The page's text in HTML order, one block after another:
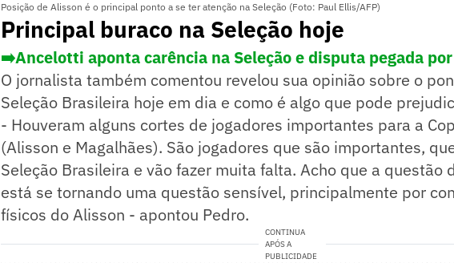
Posição de Alisson é o principal ponto a se ter atenção na Seleção (Foto: Paul Ellis/AFP)
Principal buraco na Seleção hoje
➡️Ancelotti aponta carência na Seleção e disputa pegada
O jornalista também comentou revelou sua opinião sobre o
Seleção Brasileira hoje em dia e como é algo que pode
- Houveram alguns cortes de jogadores importantes para a
(Alisson e Magalhães). São jogadores que são importantes,
Seleção Brasileira e vão fazer muita falta. Acho que a questão
está se tornando uma questão sensível, principalmente por
físicos do Alisson - apontou Pedro.
CONTINUA
APÓS A
PUBLICIDADE